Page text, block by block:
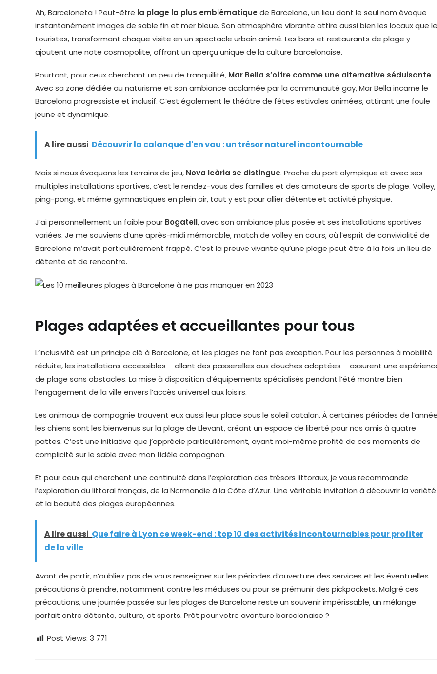
Ah, Barceloneta ! Peut-être la plage la plus emblématique de Barcelone, un lieu dont le seul nom évoque
instantanément images de sable fin et mer bleue. Son atmosphère vibrante attire aussi bien les locaux que
touristes, transformant chaque visite en un spectacle urbain animé. Les bars et restaurants de plage y
ajoutent une note cosmopolite, offrant un aperçu unique de la culture barcelonaise.
Pourtant, pour ceux cherchant un peu de tranquillité, Mar Bella s’offre comme une alternative séduisante.
Avec sa zone dédiée au naturisme et son ambiance acclamée par la communauté gay, Mar Bella incarne le
Barcelona progressiste et inclusif. C’est également le théâtre de fêtes estivales animées, attirant une foule
jeune et dynamique.
A lire aussi Découvrir la calanque d'en vau : un trésor naturel incontournable
Mais si nous évoquons les terrains de jeu, Nova Icària se distingue. Proche du port olympique et avec ses
multiples installations sportives, c’est le rendez-vous des familles et des amateurs de sports de plage. Volley,
ping-pong, et même gymnastiques en plein air, tout y est pour allier détente et activité physique.
J’ai personnellement un faible pour Bogatell, avec son ambiance plus posée et ses installations sportives
variées. Je me souviens d’une après-midi mémorable, match de volley en cours, où l’esprit de convivialité de
Barcelone m’avait particulièrement frappé. C’est la preuve vivante qu’une plage peut être à la fois un lieu de
détente et de rencontre.
Plages adaptées et accueillantes pour tous
L’inclusivité est un principe clé à Barcelone, et les plages ne font pas exception. Pour les personnes à mobilité
réduite, les installations accessibles – allant des passerelles aux douches adaptées – assurent une
de plage sans obstacles. La mise à disposition d’équipements spécialisés pendant l’été montre bien
l’engagement de la ville envers l’accès universel aux loisirs.
Les animaux de compagnie trouvent eux aussi leur place sous le soleil catalan. À certaines périodes de
les chiens sont les bienvenus sur la plage de Llevant, créant un espace de liberté pour nos amis à quatre
pattes. C’est une initiative que j’apprécie particulièrement, ayant moi-même profité de ces moments de
complicité sur le sable avec mon fidèle compagnon.
Et pour ceux qui cherchent une continuité dans l’exploration des trésors littoraux, je vous recommande
l’exploration du littoral français, de la Normandie à la Côte d’Azur. Une véritable invitation à découvrir la variété
et la beauté des plages européennes.
A lire aussi Que faire à Lyon ce week-end : top 10 des activités incontournables pour profiter
de la ville
Avant de partir, n’oubliez pas de vous renseigner sur les périodes d’ouverture des services et les éventuelles
précautions à prendre, notamment contre les méduses ou pour se prémunir des pickpockets. Malgré ces
précautions, une journée passée sur les plages de Barcelone reste un souvenir impérissable, un mélange
parfait entre détente, culture, et sports. Prêt pour votre aventure barcelonaise ?
Post Views: 3 771